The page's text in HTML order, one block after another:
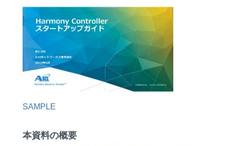
SAMPLE
本資料の概要